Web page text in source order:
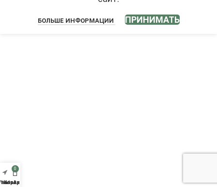
БОЛЬШЕ ИНФОРМАЦИИ ПРИНИМАТЬ
0
Корзина